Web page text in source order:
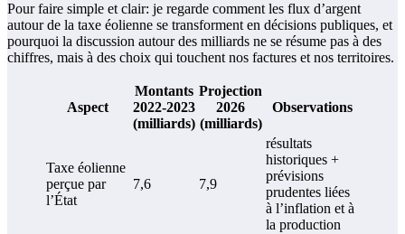
Pour faire simple et clair: je regarde comment les flux d’argent
autour de la taxe éolienne se transforment en décisions publiques, et
pourquoi la discussion autour des milliards ne se résume pas à des
chiffres, mais à des choix qui touchent nos factures et nos territoires.
Aspect
Montants
2022-2023
(milliards)
Projection
2026
(milliards)
Observations
Taxe éolienne
perçue par
l’État
7,6 7,9
résultats
historiques +
prévisions
prudentes liées
à l’inflation et à
la production